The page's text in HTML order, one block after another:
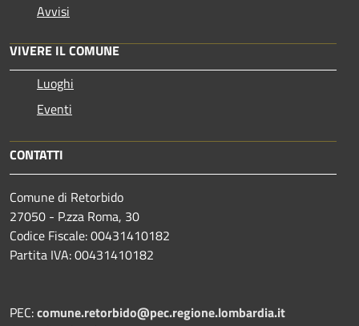
Avvisi
VIVERE IL COMUNE
Luoghi
Eventi
CONTATTI
Comune di Retorbido
27050 - P.zza Roma, 30
Codice Fiscale: 00431410182
Partita IVA: 00431410182
PEC:comune.retorbido@pec.regione.lombardia.it